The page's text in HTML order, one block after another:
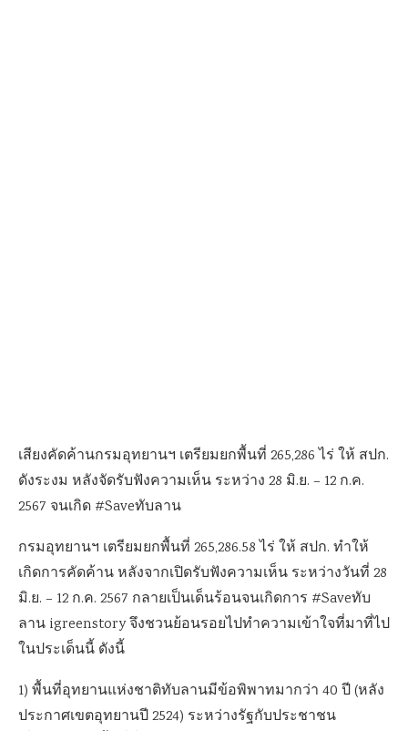
เสียงคัดค้านกรมอุทยานฯ เตรียมยกพื้นที่ 265,286 ไร่ ให้ สปก.
ดังระงม หลังจัดรับฟังความเห็น ระหว่าง 28 มิ.ย. – 12 ก.ค.
2567 จนเกิด #Saveทับลาน
กรมอุทยานฯ เตรียมยกพื้นที่ 265,286.58 ไร่ ให้ สปก. ทำให้
เกิดการคัดค้าน หลังจากเปิดรับฟังความเห็น ระหว่างวันที่ 28
มิ.ย. – 12 ก.ค. 2567 กลายเป็นเด็นร้อนจนเกิดการ #Saveทับ
ลาน igreenstory จึงชวนย้อนรอยไปทำความเข้าใจที่มาที่ไป
ในประเด็นนี้ ดังนี้
1) พื้นที่อุทยานแห่งชาติทับลานมีข้อพิพาทมากว่า 40 ปี (หลัง
ประกาศเขตอุทยานปี 2524) ระหว่างรัฐกับประชาชน